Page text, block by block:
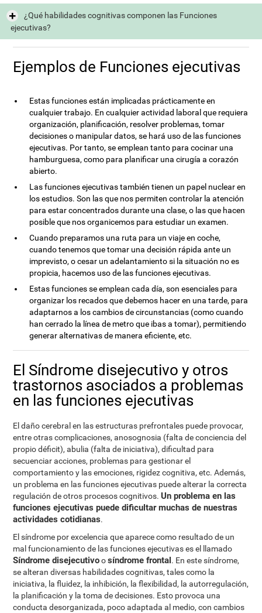
¿Qué habilidades cognitivas componen las Funciones
ejecutivas?
Ejemplos de Funciones ejecutivas
Estas funciones están implicadas prácticamente en
cualquier trabajo. En cualquier actividad laboral que requiera
organización, planificación, resolver problemas, tomar
decisiones o manipular datos, se hará uso de las funciones
ejecutivas. Por tanto, se emplean tanto para cocinar una
hamburguesa, como para planificar una cirugía a corazón
abierto.
Las funciones ejecutivas también tienen un papel nuclear en
los estudios. Son las que nos permiten controlar la atención
para estar concentrados durante una clase, o las que hacen
posible que nos organicemos para estudiar un examen.
Cuando preparamos una ruta para un viaje en coche,
cuando tenemos que tomar una decisión rápida ante un
imprevisto, o cesar un adelantamiento si la situación no es
propicia, hacemos uso de las funciones ejecutivas.
Estas funciones se emplean cada día, son esenciales para
organizar los recados que debemos hacer en una tarde, para
adaptarnos a los cambios de circunstancias (como cuando
han cerrado la línea de metro que ibas a tomar), permitiendo
generar alternativas de manera eficiente, etc.
El Síndrome disejecutivo y otros
trastornos asociados a problemas
en las funciones ejecutivas
El daño cerebral en las estructuras prefrontales puede provocar,
entre otras complicaciones, anosognosia (falta de conciencia del
propio déficit), abulia (falta de iniciativa), dificultad para
secuenciar acciones, problemas para gestionar el
comportamiento y las emociones, rigidez cognitiva, etc. Además,
un problema en las funciones ejecutivas puede alterar la correcta
regulación de otros procesos cognitivos.Un problema en las
funciones ejecutivas puede dificultar muchas de nuestras
actividades cotidianas.
El síndrome por excelencia que aparece como resultado de un
mal funcionamiento de las funciones ejecutivas es el llamado
Síndrome disejecutivoosíndrome frontal. En este síndrome,
se alteran diversas habilidades cognitivas, tales como la
iniciativa, la fluidez, la inhibición, la flexibilidad, la autorregulación,
la planificación y la toma de decisiones. Esto provoca una
conducta desorganizada, poco adaptada al medio, con cambios